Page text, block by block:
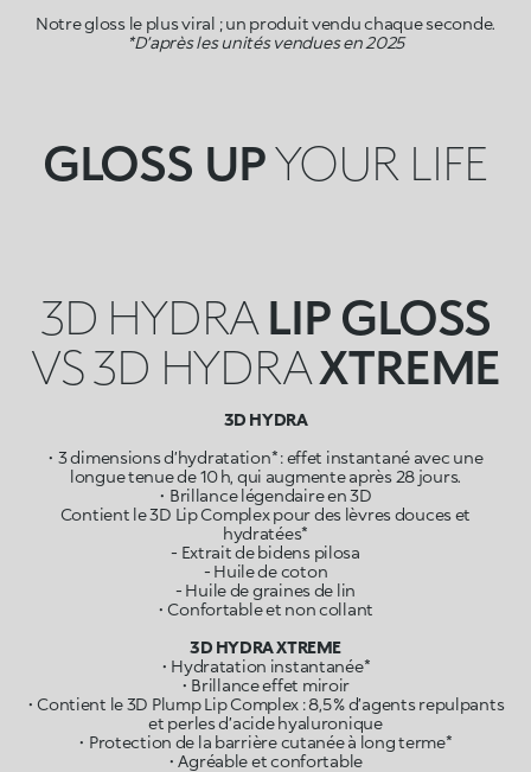
Notre gloss le plus viral ; un produit vendu chaque seconde.
*D’après les unités vendues en 2025
GLOSS UPYOUR LIFE
3D HYDRA LIP GLOSS
VS 3D HYDRAXTREME
3D HYDRA
• 3 dimensions d’hydratation* : effet instantané avec une
longue tenue de 10 h, qui augmente après 28 jours.
• Brillance légendaire en 3D
Contient le 3D Lip Complex pour des lèvres douces et
hydratées*
- Extrait de bidens pilosa
- Huile de coton
- Huile de graines de lin
• Confortable et non collant
3D HYDRA XTREME
• Hydratation instantanée*
• Brillance effet miroir
• Contient le 3D Plump Lip Complex : 8,5 % d’agents repulpants
et perles d’acide hyaluronique
• Protection de la barrière cutanée à long terme*
• Agréable et confortable